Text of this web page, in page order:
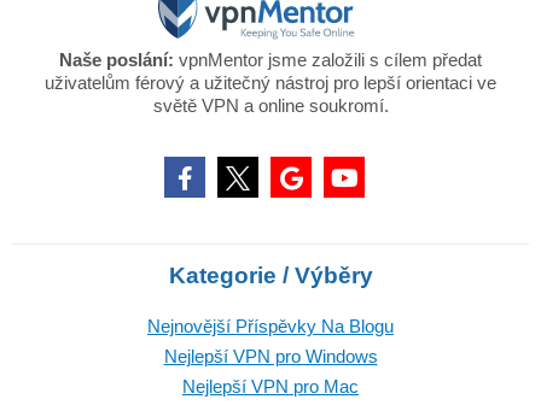
Naše poslání: vpnMentor jsme založili s cílem předat
uživatelům férový a užitečný nástroj pro lepší orientaci ve
světě VPN a online soukromí.
Kategorie / Výběry
Nejnovější Příspěvky Na Blogu
Nejlepší VPN pro Windows
Nejlepší VPN pro Mac